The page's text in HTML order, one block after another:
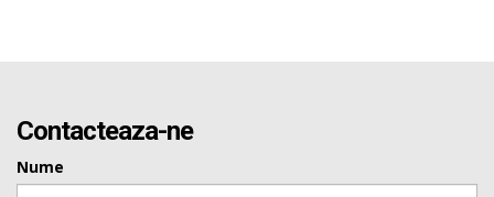
Contacteaza-ne
Nume